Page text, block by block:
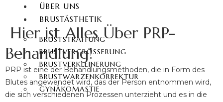
ÜBER UNS
BRUSTÄSTHETIK
BRUSTSTRAFFUNG
BRUSTVERGRÖSSERUNG
BRUSTVERKLEINERUNG
BRUSTWARZENKORREKTUR
GYNÄKOMASTIE
Hier ist Alles Über PRP-
Behandlung!
PRP ist eine der Behandlungsmethoden, die in Form des
Blutes angewendet wird, das der Person entnommen wird,
die sich verschiedenen Prozessen unterzieht und es in die